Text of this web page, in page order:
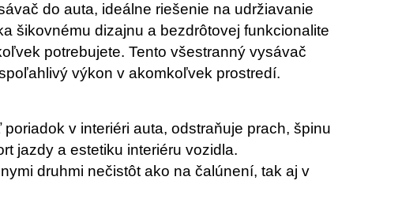
do auta, ideálne riešenie na udržiavanie
šikovnému dizajnu a bezdrôtovej funkcionalite
potrebujete. Tento všestranný vysávač
výkon v akomkoľvek prostredí.
v interiéri auta, odstraňuje prach, špinu
jazdy a estetiku interiéru vozidla.
druhmi nečistôt ako na čalúnení, tak aj v